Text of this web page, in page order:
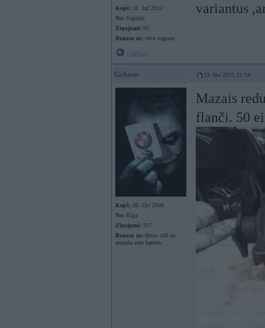
Kopš: 31. Jul 2012
No: Sigulda
Ziņojumi: 93
Braucu ar: vecu vagonu
variantus
Gekons 23. Mar 2015, 21:34
Kopš: 06. Oct 2008
No: Rīga
Ziņojumi: 317
Braucu ar: Bmw e30 un
ampula zem haubes.
Mazais
flanči. 50